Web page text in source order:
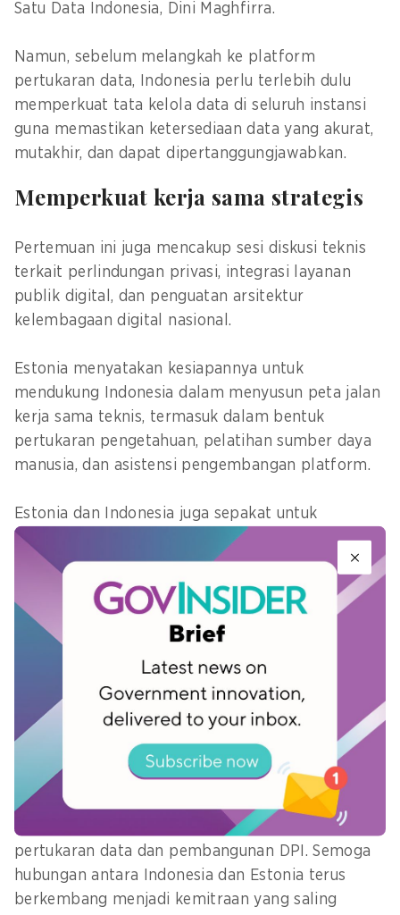
Satu Data Indonesia, Dini Maghfirra.
Namun, sebelum melangkah ke platform
pertukaran data, Indonesia perlu terlebih dulu
memperkuat tata kelola data di seluruh instansi
guna memastikan ketersediaan data yang akurat,
mutakhir, dan dapat dipertanggungjawabkan.
Memperkuat kerja sama strategis
Pertemuan ini juga mencakup sesi diskusi teknis
terkait perlindungan privasi, integrasi layanan
publik digital, dan penguatan arsitektur
kelembagaan digital nasional.
Estonia menyatakan kesiapannya untuk
mendukung Indonesia dalam menyusun peta jalan
kerja sama teknis, termasuk dalam bentuk
pertukaran pengetahuan, pelatihan sumber daya
manusia, dan asistensi pengembangan platform.
Estonia dan Indonesia juga sepakat untuk
melanjutkan dialog dalam forum-forum lanjutan
yang memungkinkan eksplorasi skema kolaborasi
lintas sektor, baik di bidang teknologi maupun di
bidang kebijakan publik.
Mengakhiri pertemuan, Staf Khusus Kepala
Bappenas, Rama G. Notowidigdo, menyampaikan
apresiasi atas komitmen Estonia untuk bekerja
sama secara konkret dalam mendukung
transformasi digital di Indonesia.
“Kami menyambut baik peluang kolaborasi
strategis, khususnya dalam penguatan sistem
pertukaran data dan pembangunan DPI. Semoga
hubungan antara Indonesia dan Estonia terus
berkembang menjadi kemitraan yang saling